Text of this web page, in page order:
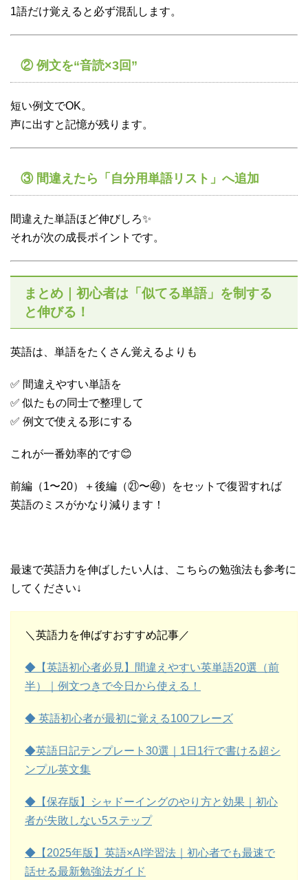
1語だけ覚えると必ず混乱します。
② 例文を“音読×3回”
短い例文でOK。
声に出すと記憶が残ります。
③ 間違えたら「自分用単語リスト」へ追加
間違えた単語ほど伸びしろ✨
それが次の成長ポイントです。
まとめ｜初心者は「似てる単語」を制する
と伸びる！
英語は、単語をたくさん覚えるよりも
✅ 間違えやすい単語を
✅ 似たもの同士で整理して
✅ 例文で使える形にする
これが一番効率的です😊
前編（1〜20）＋後編（㉑〜㊵）をセットで復習すれば
英語のミスがかなり減ります！
最速で英語力を伸ばしたい人は、こちらの勉強法も参考に
してください↓
＼英語力を伸ばすおすすめ記事／
◆【英語初心者必見】間違えやすい英単語20選（前
半）｜例文つきで今日から使える！
◆ 英語初心者が最初に覚える100フレーズ
◆英語日記テンプレート30選｜1日1行で書ける超シ
ンプル英文集
◆【保存版】シャドーイングのやり方と効果｜初心
者が失敗しない5ステップ
◆【2025年版】英語×AI学習法｜初心者でも最速で
話せる最新勉強法ガイド